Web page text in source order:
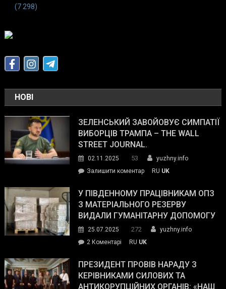
(7 298)
НОВІ
ЗЕЛЕНСЬКИЙ ЗАВОЙОВУЄ СИМПАТІЇ
ВИБОРЦІВ ТРАМПА – THE WALL
STREET JOURNAL.
02.11.2025 53
yuzhny.info
Залишити коментарon
завойовує
симпатії
виборців
The
Street
Journal.
RU UK
У ПІВДЕННОМУ ПРАЦІВНИКАМ ОПЗ
З МАТЕРІАЛЬНОГО РЕЗЕРВУ
ВИДАЛИ ГУМАНІТАРНУ ДОПОМОГУ
25.07.2025 272
yuzhny.info
2 Коментарі
Південному
працівникам
ОПЗ
RU UK
ПРЕЗИДЕНТ ПРОВІВ НАРАДУ З
КЕРІВНИКАМИ СИЛОВИХ ТА
АНТИКОРУПЦІЙНИХ ОРГАНІВ: «НАШ